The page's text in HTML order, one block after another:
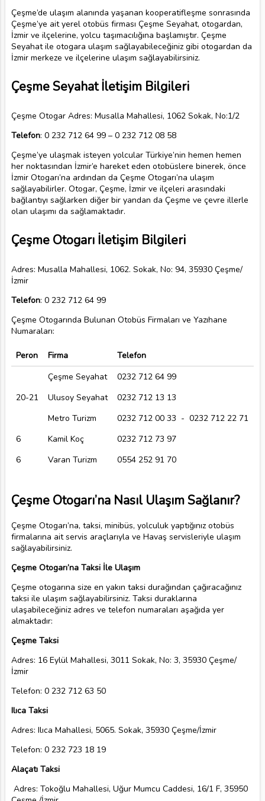
Çeşme’de ulaşım alanında yaşanan kooperatifleşme sonrasında
Çeşme’ye ait yerel otobüs firması Çeşme Seyahat, otogardan,
İzmir ve ilçelerine, yolcu taşımacılığına başlamıştır. Çeşme
Seyahat ile otogara ulaşım sağlayabileceğiniz gibi otogardan da
İzmir merkeze ve ilçelerine ulaşım sağlayabilirsiniz.
Çeşme Seyahat İletişim Bilgileri
Çeşme Otogar Adres: Musalla Mahallesi, 1062 Sokak, No:1/2
Telefon: 0 232 712 64 99 – 0 232 712 08 58
Çeşme’ye ulaşmak isteyen yolcular Türkiye’nin hemen hemen
her noktasından İzmir’e hareket eden otobüslere binerek, önce
İzmir Otogarı’na ardından da Çeşme Otogarı’na ulaşım
sağlayabilirler. Otogar, Çeşme, İzmir ve ilçeleri arasındaki
bağlantıyı sağlarken diğer bir yandan da Çeşme ve çevre illerle
olan ulaşımı da sağlamaktadır.
Çeşme Otogarı İletişim Bilgileri
Adres: Musalla Mahallesi, 1062. Sokak, No: 94, 35930 Çeşme/
İzmir
Telefon: 0 232 712 64 99
Çeşme Otogarında Bulunan Otobüs Firmaları ve Yazıhane
Numaraları:
Peron Firma
Telefon
Çeşme Seyahat
0232 712 64 99
20-21
Ulusoy Seyahat
0232 712 13 13
Metro Turizm
0232 712 00 33 - 0232 712 22 71
6
Kamil Koç
0232 712 73 97
6
Varan Turizm 0554 252 91 70
Çeşme Otogarı’na Nasıl Ulaşım Sağlanır?
Çeşme Otogarı’na, taksi, minibüs, yolculuk yaptığınız otobüs
firmalarına ait servis araçlarıyla ve Havaş servisleriyle ulaşım
sağlayabilirsiniz.
Çeşme Otogarı’na Taksi İle Ulaşım
Çeşme otogarına size en yakın taksi durağından çağıracağınız
taksi ile ulaşım sağlayabilirsiniz. Taksi duraklarına
ulaşabileceğiniz adres ve telefon numaraları aşağıda yer
almaktadır:
Çeşme Taksi
Adres: 16 Eylül Mahallesi, 3011 Sokak, No: 3, 35930 Çeşme/
İzmir
Telefon: 0 232 712 63 50
Ilıca Taksi
Adres: Ilıca Mahallesi, 5065. Sokak, 35930 Çeşme/İzmir
Telefon: 0 232 723 18 19
Alaçatı Taksi
Adres: Tokoğlu Mahallesi, Uğur Mumcu Caddesi, 16/1 F, 35950